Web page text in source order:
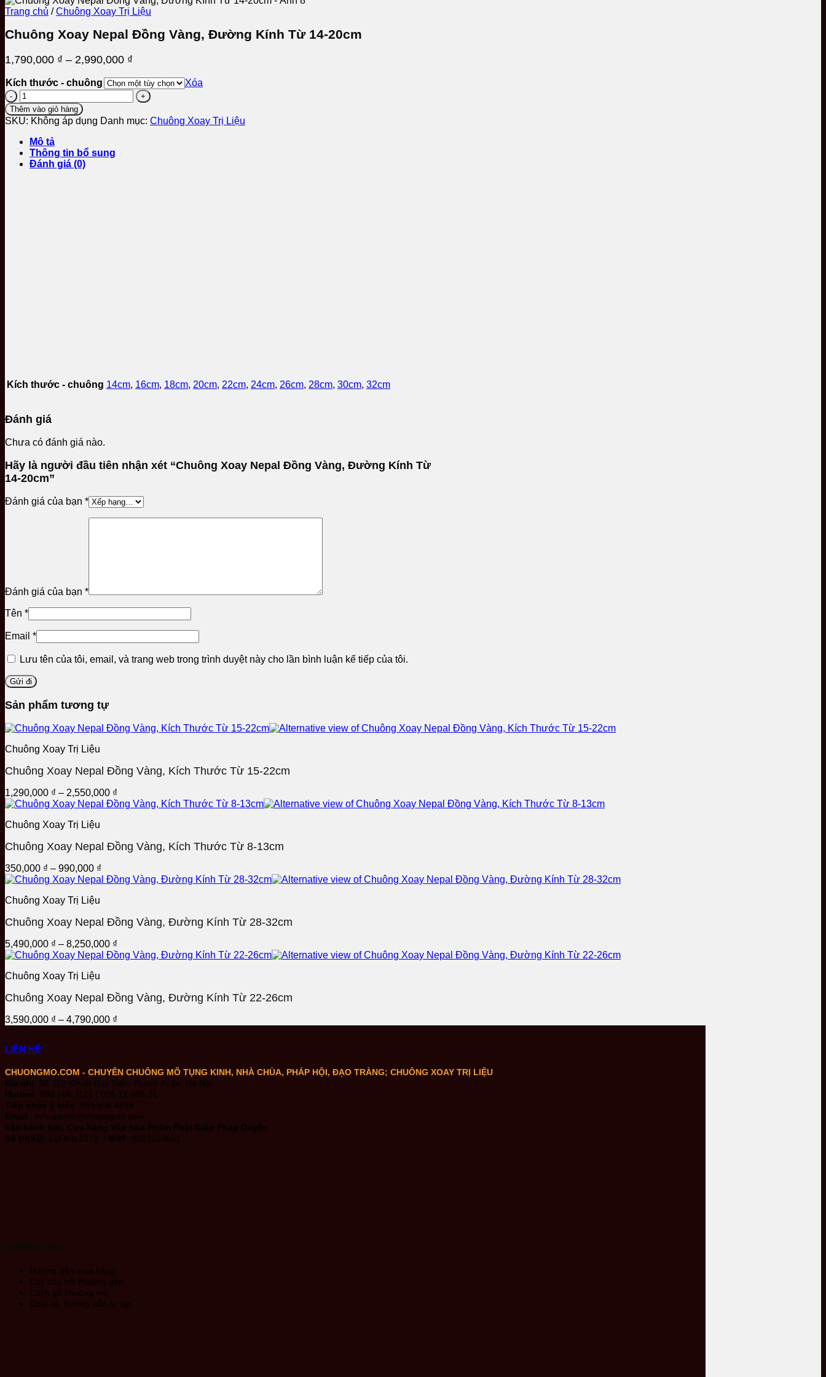
Trang chủ / Chuông Xoay Trị Liệu
Chuông Xoay Nepal Đồng Vàng, Đường Kính Từ 14-20cm
1,790,000 ₫ – 2,990,000 ₫
từ
1,790,000 ₫
2,990,000 ₫
Kích thước - chuông
Xóa
Chuông
Xoay
Nepal
Đồng
Vàng,
Đường
Kính
Từ
Thêm vào giỏ hàng
SKU: Không áp dụng Danh mục: Chuông Xoay Trị Liệu
Mô tả
Thông tin bổ sung
Đánh giá (0)
Kích thước - chuông 14cm, 16cm, 18cm, 20cm, 22cm, 24cm, 26cm, 28cm, 30cm, 32cm
Đánh giá
Chưa có đánh giá nào.
Hãy là người đầu tiên nhận xét “Chuông Xoay Nepal Đồng Vàng, Đường Kính Từ
14-20cm”
Đánh giá của bạn *
Đánh giá của bạn *
Tên *
Email *
Lưu tên của tôi, email, và trang web trong trình duyệt này cho lần bình luận kế tiếp của tôi.
Sản phẩm tương tự
Chuông Xoay Trị Liệu
Chuông Xoay Nepal Đồng Vàng, Kích Thước Từ 15-22cm
1,290,000 ₫ – 2,550,000 ₫
giá:
2,550,000 ₫
Chuông Xoay Trị Liệu
Chuông Xoay Nepal Đồng Vàng, Kích Thước Từ 8-13cm
350,000 ₫ – 990,000 ₫
giá:
990,000 ₫
Chuông Xoay Trị Liệu
Chuông Xoay Nepal Đồng Vàng, Đường Kính Từ 28-32cm
5,490,000 ₫ – 8,250,000 ₫
giá:
8,250,000 ₫
Chuông Xoay Trị Liệu
Chuông Xoay Nepal Đồng Vàng, Đường Kính Từ 22-26cm
3,590,000 ₫ – 4,790,000 ₫
4,790,000 ₫
LIÊN HỆ
CHUONGMO.COM - CHUYÊN CHUÔNG MÕ TỤNG KINH, NHÀ CHÙA, PHÁP HỘI, ĐẠO TRÀNG; CHUÔNG XOAY TRỊ LIỆU
Địa chỉ : Số 112 Khuất Duy Tiến, Thanh Xuân, Hà Nội
Hotline : 090.166.1121 | 096.12.666.21
Tiếp nhận ý kiến
: 089.806.4688
Email
: info-admin@chuongmo.com
Vận hành bởi: Cửa hàng Văn hóa Phẩm Phật Giáo Pháp Duyên
Số ĐKKD: 01F8013372 / MST : 8023923601
Hướng dẫn mua hàng
Các câu hỏi thường gặp
Cách gõ chuông mõ
Chia sẻ, hướng dẫn tu tập